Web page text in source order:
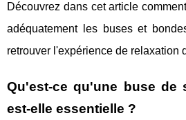
Découvrez dans cet article
adéquatement les buses et
retrouver l'expérience de relaxation
Qu'est-ce qu'une buse de
est-elle essentielle ?